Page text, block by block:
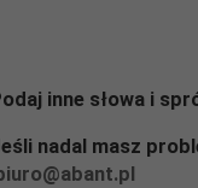
inne słowa i
nadal masz